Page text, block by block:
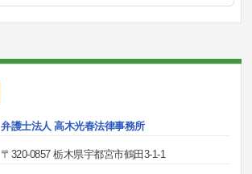
弁護士法人 高木光春法律事務所
〒320-0857 栃木県宇都宮市鶴田3-1-1